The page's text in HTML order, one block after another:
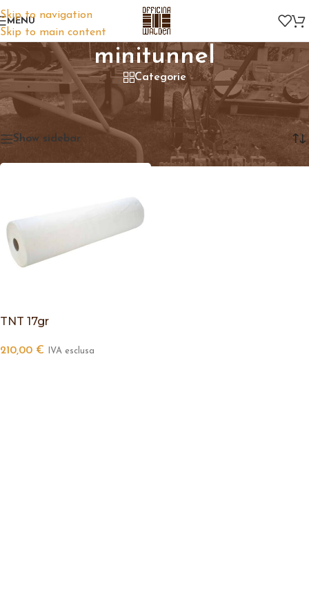
Skip to navigation
Skip to main content
MENU
minitunnel
Categorie
Home/Prodotti taggati “minitunnel”
Visualizzazione del risultato
Show sidebar
TNT 17gr
210,00 € IVA esclusa